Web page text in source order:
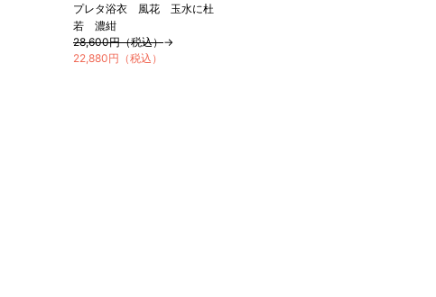
プレタ浴衣 風花 玉水に杜
若 濃紺
28,600円（税込）→
22,880円（税込）